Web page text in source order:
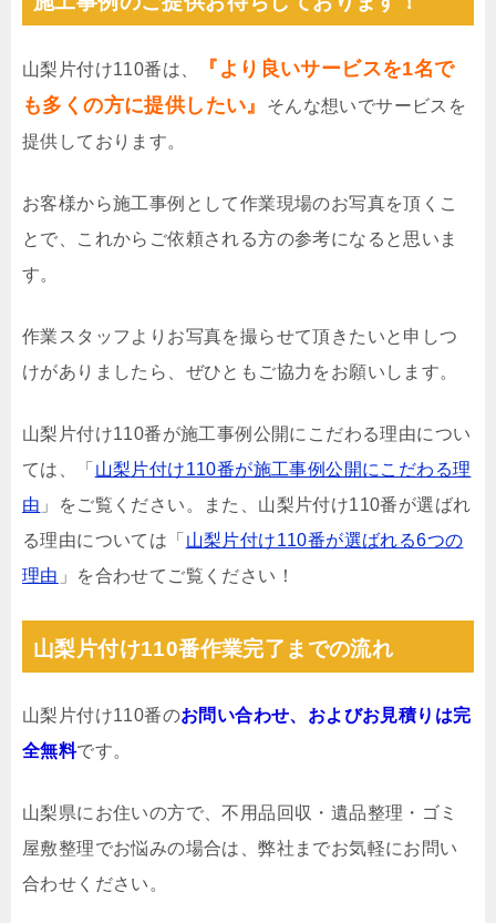
山梨片付け110番は、
『より良いサービスを1名で
も多くの方に提供したい』
そんな想いでサービスを
提供しております。
お客様から施工事例として作業現場のお写真を頂くこ
とで、これからご依頼される方の参考になると思いま
す。
作業スタッフよりお写真を撮らせて頂きたいと申しつ
けがありましたら、ぜひともご協力をお願いします。
山梨片付け110番が施工事例公開にこだわる理由につい
ては、「 山梨片付け110番が施工事例公開にこだわる理
由 」をご覧ください。また、山梨片付け110番が選ばれ
る理由については「 山梨片付け110番が選ばれる6つの
理由 」を合わせてご覧ください！
山梨片付け110番作業完了までの流れ
山梨片付け110番のお問い合わせ、およびお見積りは完
全無料です。
山梨県にお住いの方で、不用品回収・遺品整理・ゴミ
屋敷整理でお悩みの場合は、弊社までお気軽にお問い
合わせください。